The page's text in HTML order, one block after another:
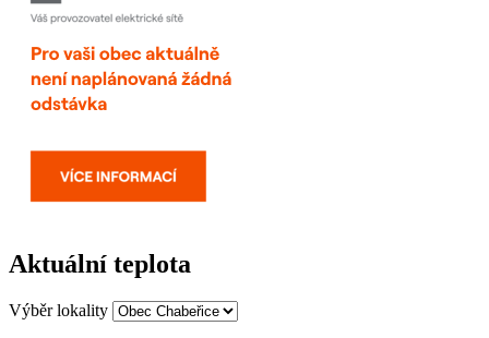
Aktuální teplota
Výběr lokality